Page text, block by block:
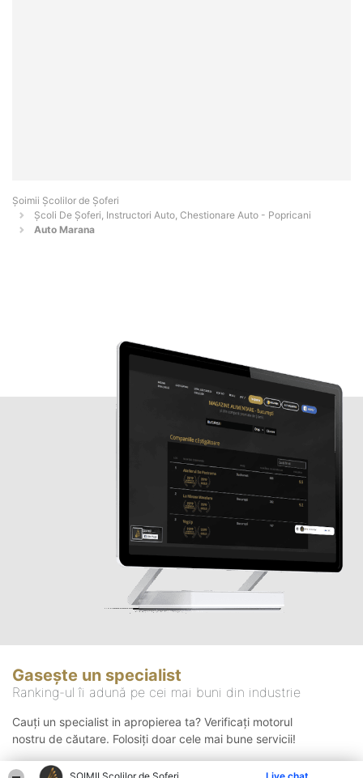
Şoimii Școlilor de Șoferi
Școli De Șoferi, Instructori Auto, Chestionare Auto - Popricani
Auto Marana
Gasește un specialist
Ranking-ul îi adună pe cei mai buni din industrie
Cauți un specialist in apropierea ta? Verificați motorul
nostru de căutare. Folosiți doar cele mai bune servicii!